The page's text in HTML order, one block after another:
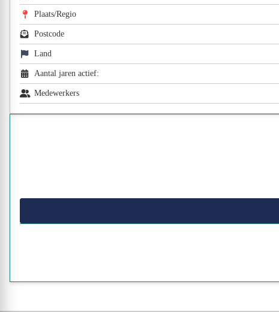
Plaats/Regio
Postcode
Land
Aantal jaren actief:
Medewerkers